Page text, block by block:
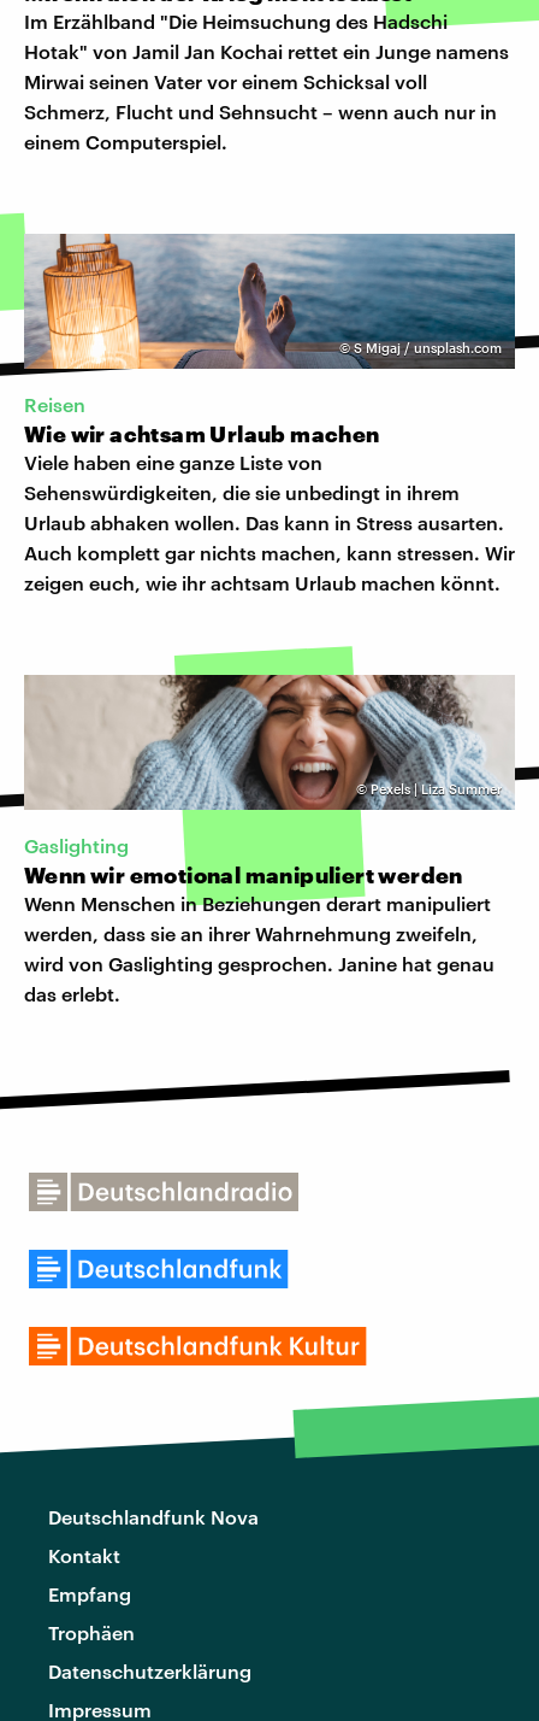
Im Erzählband "Die Heimsuchung des Hadschi
Hotak" von Jamil Jan Kochai rettet ein Junge namens
Mirwai seinen Vater vor einem Schicksal voll
Schmerz, Flucht und Sehnsucht – wenn auch nur in
einem Computerspiel.
©S Migaj / unsplash.com
Reisen
Wie wir achtsam Urlaub machen
Viele haben eine ganze Liste von
Sehenswürdigkeiten, die sie unbedingt in ihrem
Urlaub abhaken wollen. Das kann in Stress ausarten.
Auch komplett gar nichts machen, kann stressen. Wir
zeigen euch, wie ihr achtsam Urlaub machen könnt.
©Pexels | Liza Summer
Gaslighting
Wenn wir emotional manipuliert werden
Wenn Menschen in Beziehungen derart manipuliert
werden, dass sie an ihrer Wahrnehmung zweifeln,
wird von Gaslighting gesprochen. Janine hat genau
das erlebt.
Deutschlandfunk Nova
Kontakt
Empfang
Trophäen
Datenschutzerklärung
Impressum